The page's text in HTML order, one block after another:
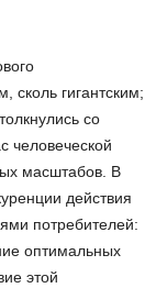
сколь гигантским;
со
человеческой
масштабов. В
действия
потребителей:
оптимальных
этой